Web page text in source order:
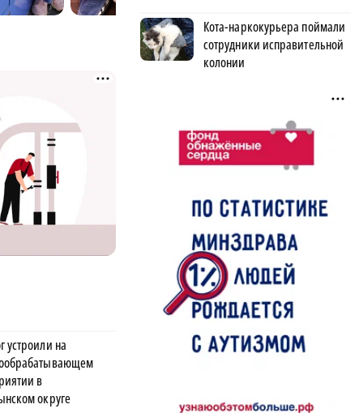
устроили на
в
округе
Кота-наркокурьера поймали
сотрудники исправительной
колонии